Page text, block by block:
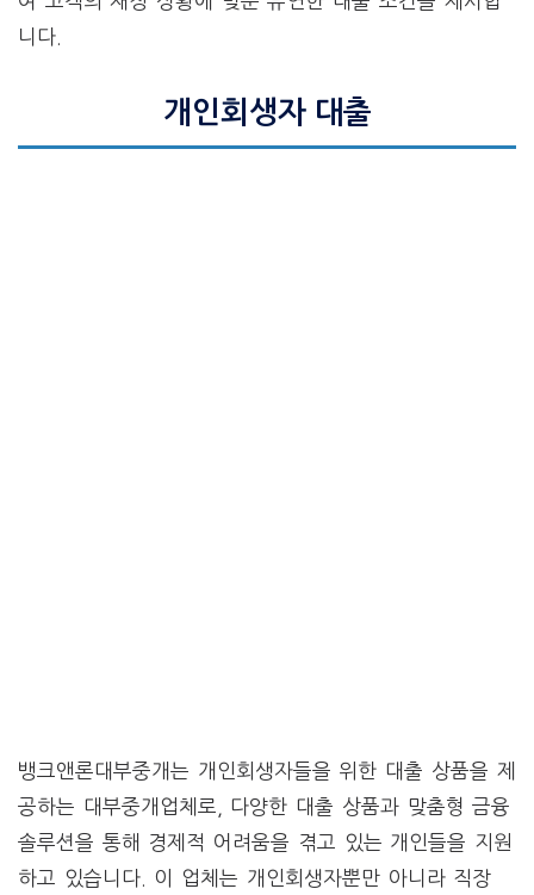
니다.
개인회생자 대출
뱅크앤론대부중개는 개인회생자들을 위한 대출 상품을 제
공하는 대부중개업체로, 다양한 대출 상품과 맞춤형 금융
솔루션을 통해 경제적 어려움을 겪고 있는 개인들을 지원
하고 있습니다. 이 업체는 개인회생자뿐만 아니라 직장